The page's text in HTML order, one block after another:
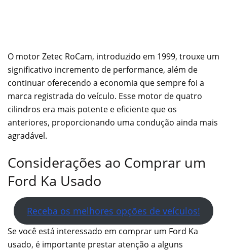
O motor Zetec RoCam, introduzido em 1999, trouxe um
significativo incremento de performance, além de
continuar oferecendo a economia que sempre foi a
marca registrada do veículo. Esse motor de quatro
cilindros era mais potente e eficiente que os
anteriores, proporcionando uma condução ainda mais
agradável.
Considerações ao Comprar um
Ford Ka Usado
Receba os melhores opções de veículos!
Se você está interessado em comprar um Ford Ka
usado, é importante prestar atenção a alguns